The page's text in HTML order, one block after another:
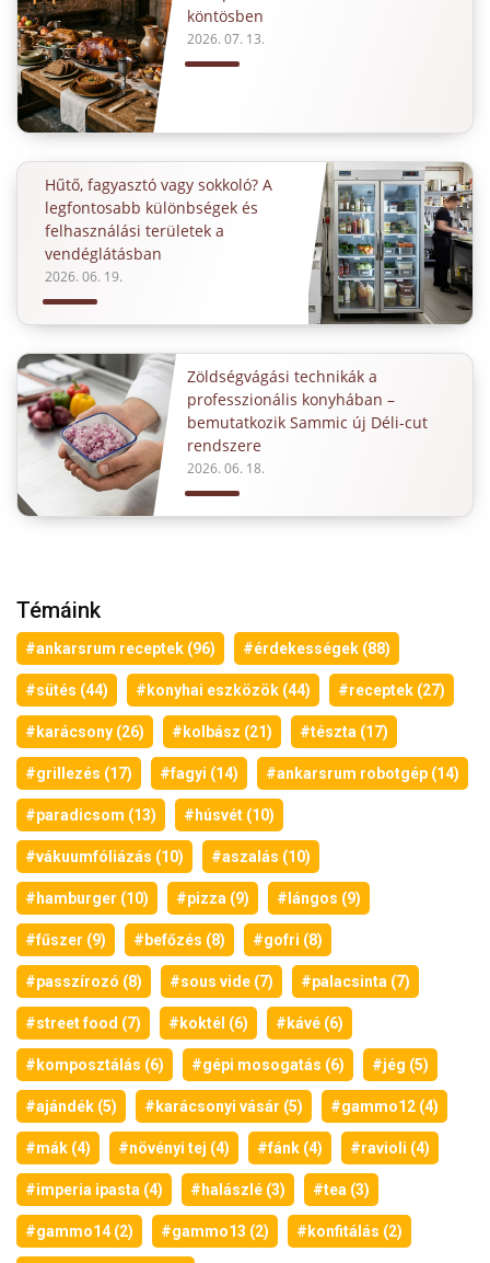
köntösben
2026. 07. 13.
Hűtő, fagyasztó vagy sokkoló? A
legfontosabb különbségek és
felhasználási területek a
vendéglátásban
2026. 06. 19.
Zöldségvágási technikák a
professzionális konyhában –
bemutatkozik Sammic új Déli-cut
rendszere
2026. 06. 18.
Témáink
#ankarsrum receptek (96) #érdekességek (88)
#sütés (44) #konyhai eszközök (44) #receptek (27)
#karácsony (26) #kolbász (21) #tészta (17)
#grillezés (17) #fagyi (14) #ankarsrum robotgép (14)
#paradicsom (13) #húsvét (10)
#vákuumfóliázás (10) #aszalás (10)
#hamburger (10) #pizza (9) #lángos (9)
#fűszer (9) #befőzés (8) #gofri (8)
#passzírozó (8) #sous vide (7) #palacsinta (7)
#street food (7) #koktél (6) #kávé (6)
#komposztálás (6) #gépi mosogatás (6) #jég (5)
#ajándék (5) #karácsonyi vásár (5) #gammo12 (4)
#mák (4) #növényi tej (4) #fánk (4) #ravioli (4)
#imperia ipasta (4) #halászlé (3) #tea (3)
#gammo14 (2) #gammo13 (2) #konfitálás (2)